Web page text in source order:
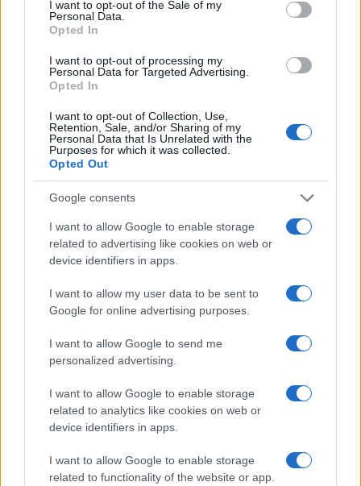
I want to opt-out of the Sale of my
Personal Data.
Opted In
I want to opt-out of processing my
Personal Data for Targeted Advertising.
Opted In
I want to opt-out of Collection, Use,
Retention, Sale, and/or Sharing of my
Personal Data that Is Unrelated with the
Purposes for which it was collected.
Opted Out
Google consents
I want to allow Google to enable storage
related to advertising like cookies on web or
device identifiers in apps.
I want to allow my user data to be sent to
Google for online advertising purposes.
I want to allow Google to send me
personalized advertising.
I want to allow Google to enable storage
related to analytics like cookies on web or
device identifiers in apps.
I want to allow Google to enable storage
related to functionality of the website or app.
tous les grands acteurs, la Commission s’est exposée à leur
contrôle, selon un observateur. Les industriels semblent
avoir voulu augmenter le prix total du système, ce qui
explique les problèmes actuels, selon Christophe Grudler,
membre Renew (libéraux) du parlement européen, qui suit
de près le projet.